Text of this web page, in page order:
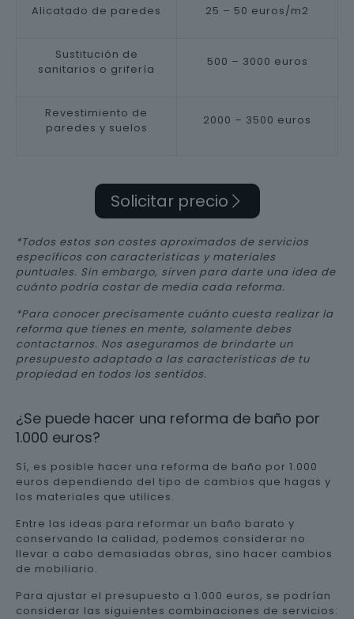
Alicatado de paredes 25 – 50 euros/m2
Sustitución de
sanitarios o grifería
500 – 3000 euros
Revestimiento de
paredes y suelos
2000 – 3500 euros
Solicitar precio
*Todos estos son costes aproximados de servicios
específicos con características y materiales
puntuales. Sin embargo, sirven para darte una idea de
cuánto podría costar de media cada reforma.
*Para conocer precisamente cuánto cuesta realizar la
reforma que tienes en mente, solamente debes
contactarnos. Nos aseguramos de brindarte un
presupuesto adaptado a las características de tu
propiedad en todos los sentidos.
¿Se puede hacer una reforma de baño por
1.000 euros?
Sí, es posible hacer una reforma de baño por 1.000
euros dependiendo del tipo de cambios que hagas y
los materiales que utilices.
Entre las ideas para reformar un baño barato y
conservando la calidad, podemos considerar no
llevar a cabo demasiadas obras, sino hacer cambios
de mobiliario.
Para ajustar el presupuesto a 1.000 euros, se podrían
considerar las siguientes combinaciones de servicios: